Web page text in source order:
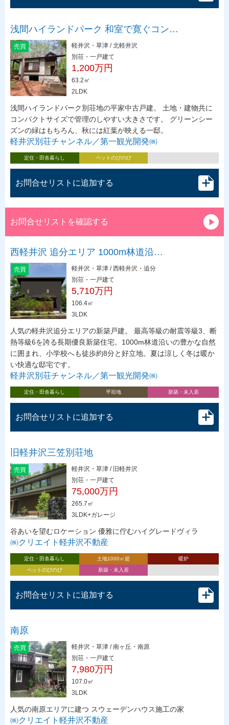
浅間ハイランドパーク 和室で寛ぐコン…
売買
軽井沢・草津 / 北軽井沢
別荘・一戸建て
1,200万円
63.2㎡
2LDK
浅間ハイランドパーク別荘地の平家中古戸建。 土地・建物共に
コンパクトサイズで管理のしやすい大きさです。 グリーンシー
ズンの緑はもちろん、秋には紅葉が映える一邸。
軽井沢別荘チャンネル／第一観光開発㈱
定住・田舎暮らし ペットのびのび
お問合せリストに追加する
お問合せリストを確認する
西軽井沢 追分エリア 1000m林道沿…
売買
軽井沢・草津 / 西軽井沢・追分
別荘・一戸建て
5,710万円
106.4㎡
3LDK
人気の軽井沢追分エリアの新築戸建。 最高等級の耐震等級3、断
熱等級6を誇る長期優良新築住宅。1000m林道沿いの豊かな自然
に囲まれ、小学校へも徒歩約8分と好立地。夏は涼しく冬は暖か
い快適な邸宅です。
軽井沢別荘チャンネル／第一観光開発㈱
定住・田舎暮らし 平坦地 新築・未入居
お問合せリストに追加する
旧軽井沢三笠別荘地
売買
軽井沢・草津 / 旧軽井沢
別荘・一戸建て
75,000万円
265.7㎡
3LDK+ガレージ
谷あいを望むロケーション 優雅に佇むハイグレードヴィラ
㈱クリエイト軽井沢不動産
定住・田舎暮らし 土地1000㎡超
暖炉
ペットのびのび
新築・未入居
お問合せリストに追加する
南原
売買
軽井沢・草津 / 南ヶ丘・南原
別荘・一戸建て
7,980万円
107.0㎡
3LDK
人気の南原エリアに建つ スウェーデンハウス施工の家
㈱クリエイト軽井沢不動産